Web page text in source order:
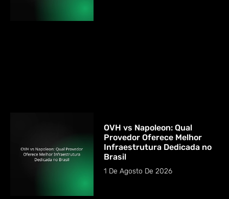
OVH vs Napoleon: Qual
Provedor Oferece Melhor
Infraestrutura Dedicada no
Brasil
1 De Agosto De 2026